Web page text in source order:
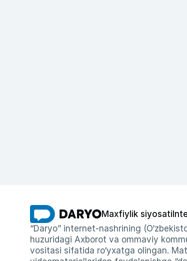
Maxfiylik siyosati
“Daryo” internet-nashrining
huzuridagi Axborot va ommaviy
vositasi sifatida ro‘yxatga olingan.